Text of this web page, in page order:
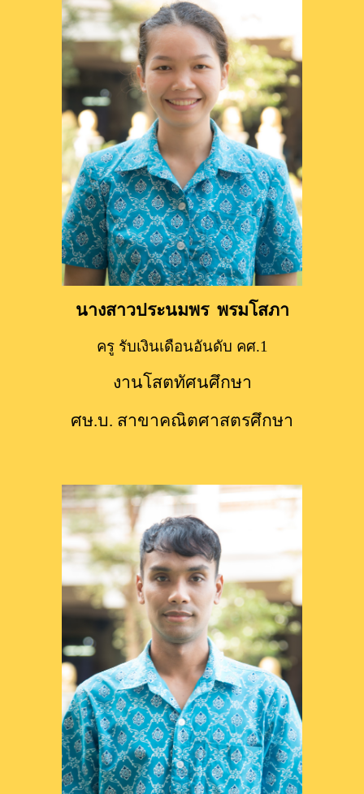
นางสาวประนมพร  พรมโสภา
ครู รับเงินเดือนอันดับ คศ.1
งานโสตทัศนศึกษา
ศษ.บ. สาขาคณิตศาสตรศึกษา